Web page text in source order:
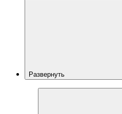
Развернуть